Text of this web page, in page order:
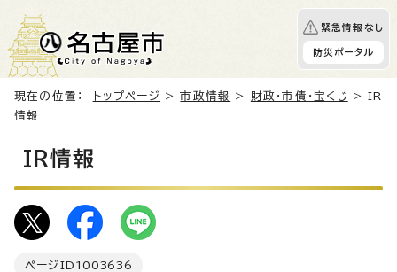
緊急情報なし
防災ポータル
現在の位置： トップページ >市政情報 > 財政・市債・宝くじ
> IR
情報
IR情報
ページID 1003636